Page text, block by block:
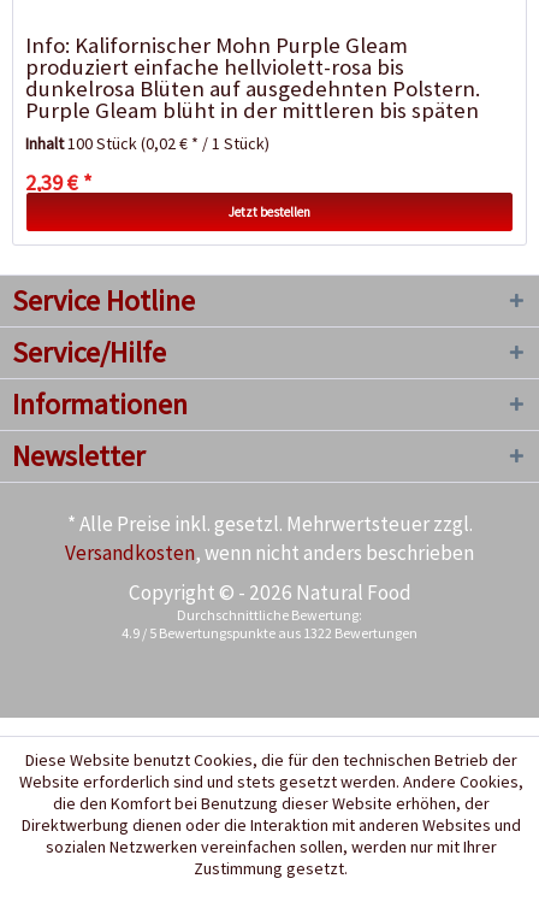
Info: Kalifornischer Mohn Purple Gleam
produziert einfache hellviolett-rosa bis
dunkelrosa Blüten auf ausgedehnten Polstern.
Purple Gleam blüht in der mittleren bis späten
Saison und ist eine ausgezeichnete Wahl...
Inhalt100 Stück(0,02 € * / 1 Stück)
2,39 € *
Jetzt bestellen
Service Hotline
Service/Hilfe
Informationen
Newsletter
* Alle Preise inkl. gesetzl. Mehrwertsteuer zzgl.
Versandkosten, wenn nicht anders beschrieben
Copyright © - 2026 Natural Food
Durchschnittliche Bewertung:
4.9 / 5 Bewertungspunkte aus 1322 Bewertungen
Diese Website benutzt Cookies, die für den technischen Betrieb der
Website erforderlich sind und stets gesetzt werden. Andere Cookies,
die den Komfort bei Benutzung dieser Website erhöhen, der
Direktwerbung dienen oder die Interaktion mit anderen Websites und
sozialen Netzwerken vereinfachen sollen, werden nur mit Ihrer
Zustimmung gesetzt.